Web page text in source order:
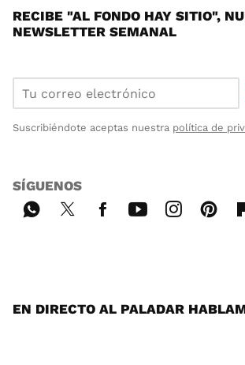
RECIBE "AL FONDO HAY SITIO",
NEWSLETTER SEMANAL
Suscribiéndote aceptas nuestra política de
SÍGUENOS
EN DIRECTO AL PALADAR